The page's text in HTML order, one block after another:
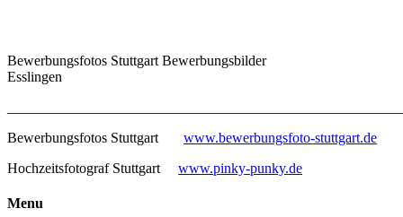
Bewerbungsfotos Stuttgart Bewerbungsbilder
Esslingen
Bewerbungsfotos Stuttgart www.bewerbungsfoto-stuttgart.de
Hochzeitsfotograf Stuttgart www.pinky-punky.de
Menu